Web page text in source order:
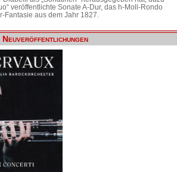
veröffentlichte Sonate A-Dur, das h-Moll-Rondo
aus dem Jahr 1827.
Neuveröffentlichungen